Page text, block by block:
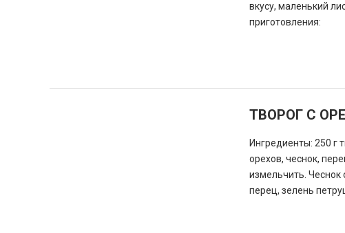
вкусу, маленький
приготовления:
ТВОРОГ С
Ингредиенты: 250 г
орехов, чеснок,
измельчить. Чеснок
перец, зелень